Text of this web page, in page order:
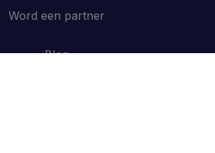
Word een partner
Blog